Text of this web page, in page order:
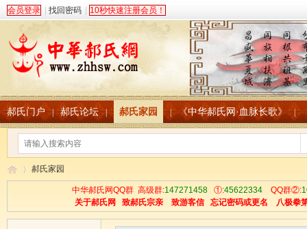
会员登录 找回密码 10秒快速注册会员！
郝氏门户 | 郝氏论坛 | 郝氏家园 《中华郝氏网·血脉长歌》
郝氏家园
中华郝氏网QQ群 高级群:147271458①:45622334QQ群②:
关于郝氏网
致郝氏宗亲 致游客信 忘记密码或更名 八极拳